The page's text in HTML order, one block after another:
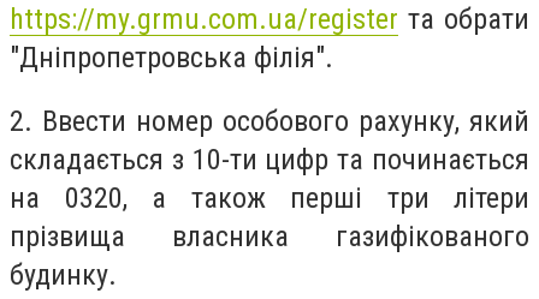
https://my.grmu.com.ua/register та обрати
"Дніпропетровська філія".
2. Ввести номер особового рахунку, який
складається з 10-ти цифр та починається
на 0320, а також перші три літери
прізвища власника газифікованого
будинку.